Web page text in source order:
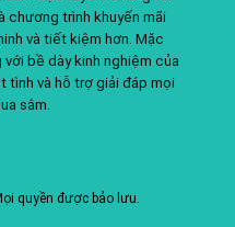
chương trình khuyến mãi
và tiết kiệm hơn. Mặc
bề dày kinh nghiệm của
tình và hỗ trợ giải đáp mọi
sắm.
quyền được bảo lưu.